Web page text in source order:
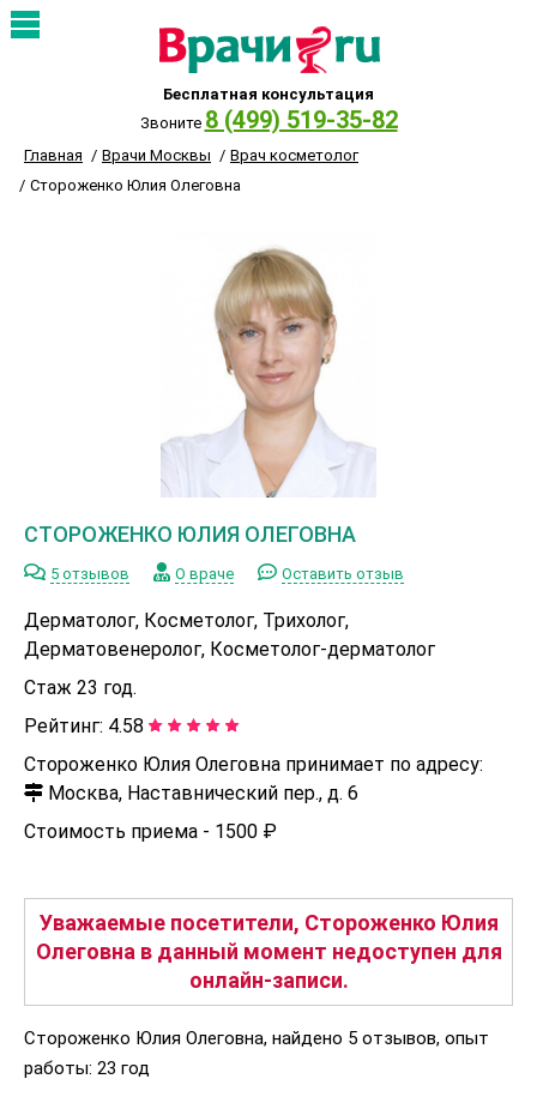
Бесплатная консультация
Звоните 8 (499) 519-35-82
Главная Врачи Москвы
Врач косметолог
Стороженко Юлия Олеговна
СТОРОЖЕНКО ЮЛИЯ ОЛЕГОВНА
5 отзывов О враче Оставить отзыв
Дерматолог, Косметолог, Трихолог,
Дерматовенеролог, Косметолог-дерматолог
Стаж 23 год.
Рейтинг: 4.58
Стороженко Юлия Олеговна принимает по адресу:
Москва, Наставнический пер., д. 6
Стоимость приема - 1500 ₽
Уважаемые посетители, Стороженко Юлия
Олеговна в данный момент недоступен для
онлайн-записи.
Стороженко Юлия Олеговна, найдено 5 отзывов, опыт
работы: 23 год